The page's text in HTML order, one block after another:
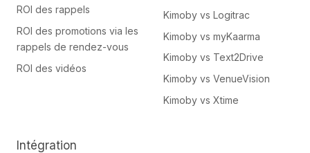
ROI des rappels
ROI des promotions via les
rappels de rendez-vous
ROI des vidéos
Kimoby vs Logitrac
Kimoby vs myKaarma
Kimoby vs Text2Drive
Kimoby vs VenueVision
Kimoby vs Xtime
Intégration